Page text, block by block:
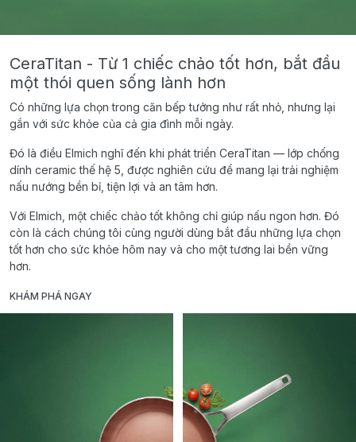
CeraTitan - Từ 1 chiếc chảo tốt hơn, bắt đầu
một thói quen sống lành hơn
Có những lựa chọn trong căn bếp tưởng như rất nhỏ, nhưng lại
gắn với sức khỏe của cả gia đình mỗi ngày.
Đó là điều Elmich nghĩ đến khi phát triển CeraTitan — lớp chống
dính ceramic thế hệ 5, được nghiên cứu để mang lại trải nghiệm
nấu nướng bền bỉ, tiện lợi và an tâm hơn.
Với Elmich, một chiếc chảo tốt không chỉ giúp nấu ngon hơn. Đó
còn là cách chúng tôi cùng người dùng bắt đầu những lựa chọn
tốt hơn cho sức khỏe hôm nay và cho một tương lai bền vững
hơn.
KHÁM PHÁ NGAY